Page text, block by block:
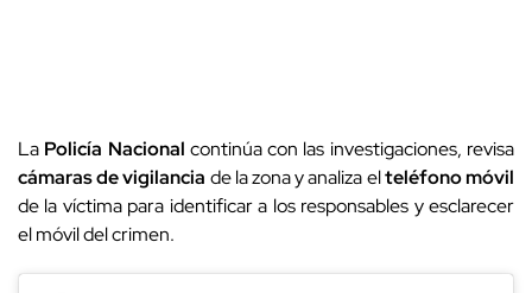
La Policía Nacional continúa con las investigaciones, revisa
cámaras de vigilancia de la zona y analiza elteléfono móvil
de la víctima para identificar a los responsables y esclarecer
el móvil del crimen.